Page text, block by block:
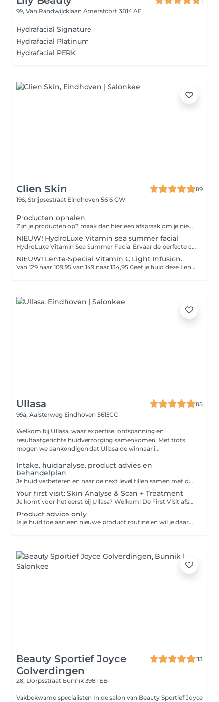
99, Van Randwijcklaan Amersfoort 3814 AE
Hydrafacial Signature
Hydrafacial Platinum
Hydrafacial PERK
Clien Skin
89
196, Strijpsestraat Eindhoven 5616 GW
Producten ophalen
Zijn je producten op? maak dan hier een afspraak om je nieuwe producten weer op te komen halen.
NIEUW! HydroLuxe Vitamin sea summer facial
HydroLuxe Vitamin Sea Summer Facial Ervaar de perfecte combinatie van luxe, ontspanning en huidverbetering. De HydroLuxe Vitamin Sea Summer Facial is speciaal ontwikkeld om je huid tijdens de zomer intens te hydrateren, te beschermen en een prachtige, gezonde glow te geven. Met krachtige vitamine C, zuurstof, antioxidanten en verkoelende cryoglobes wordt de huid gevoed, gekalmeerd en gestimuleerd om collageen aan te maken. De behandeling laat je huid direct frisser, egaler en zichtbaar stralender achter. Na de behandeling geniet je van: Een frisse, gezonde glow Intense hydratatie Kalmering en herstel van de huid Bescherming tegen zomerse invloeden Een ontspannen én zichtbaar stralende huid
NIEUW! Lente-Special Vitamin C Light Infusion.
Van 129 naar 109,95 van 149 naar 134,95 Geef je huid deze Lente een stralende boost. Tijdens de Special HydroPeptide Vitamin C Light Infusion facial geniet je van diepe ontspanning, warme compressen, Cryotreatment en een zorgvuldig opgebouwde glow-behandeling met verhelderende enzymen, vitamine C en zuurstofwerkstoffen. Het collageenlicht van de Beauty Angel ELT laat je huid zichtbaar oplichten, voller ogen en direct glanzen met een gezonde zomerse Glow De behandeling wordt afgesloten met rijke verzorging, oogcrème, lipverzorging en een aangepaste dag- of nachtcrème. Perfect voor wie deze zomer wil stralen, comfort zoekt én intensieve huidverbetering wil combineren met pure ontspanning.
Ullasa
85
99a, Aalsterweg Eindhoven 5615CC
Welkom bij Ullasa, waar expertise, ontspanning en
resultaatgerichte huidverzorging samenkomen. Met trots
mogen we aankondigen dat Ullasa de winnaar i...
Intake, huidanalyse, product advies en
behandelplan
Je huid verbeteren en naar de next level tillen samen met de experts van Ullasa begint met het juiste huidplan! Tijdens deze eerste ontmoeting bespreken we al je wensen, meten en analyseren wij je huid d.m.v. een fotoscan met de Observ. Op basis van de analyse en jouw wensen maken we een behandelplan op maat. Wil je eerst even kort kennismaken met ons? Kies dan de opties gratis kennismaken.
Your first visit: Skin Analyse & Scan + Treatment
Je komt voor het eerst bij Ullasa? Welkom! De First Visit afspraak is de perfecte start voor een persoonlijk en effectief behandeltraject. Een doordachte aanpak begint immers bij een grondige voorbereiding. Tijdens deze afspraak analyseren we je huid met behulp van de geavanceerde Observ fotoscan (+/- 30 minuten). Op basis van de resultaten ontvang je direct aansluitend een op maat gemaakte behandeling van 25 - 45 of 60 minuten Afhankelijk van de gekozen tijdsduur. Wil je graag meteen een complete behandeling na je intake? Kies dan voor First visit: Scan & Product advice + 60min Facial
Product advice only
Is je huid toe aan een nieuwe product routine en wil je daarbij professioneel advies van onze huidexperts? Reserveer dan kosteloos product advies in onze agenda en wij maken samen met jou een productplan exclusief gebaseerd op de behoefte van jouw huid. Wij zijn exclusief partner van: Biologique Recherche, Skin Ceuticals, Hydropeptide & Cosmedix.
Beauty Sportief Joyce
Golverdingen
113
28, Dorpsstraat Bunnik 3981 EB
Vakbekwame specialisten In de salon van Beauty Sportief Joyce